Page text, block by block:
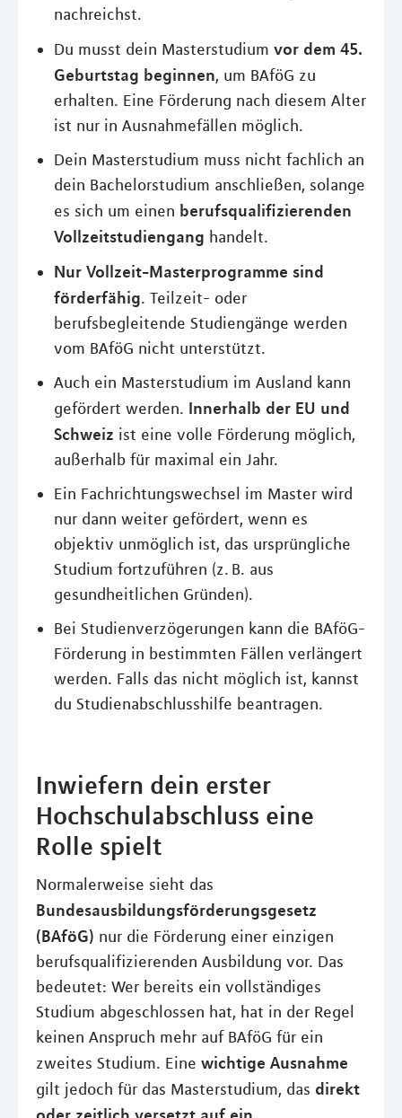
nachreichst.
Du musst dein Masterstudium vor dem 45.
Geburtstag beginnen, um BAföG zu
erhalten. Eine Förderung nach diesem Alter
ist nur in Ausnahmefällen möglich.
Dein Masterstudium muss nicht fachlich an
dein Bachelorstudium anschließen, solange
es sich um einen berufsqualifizierenden
Vollzeitstudiengang handelt.
Nur Vollzeit-Masterprogramme sind
förderfähig. Teilzeit- oder
berufsbegleitende Studiengänge werden
vom BAföG nicht unterstützt.
Auch ein Masterstudium im Ausland kann
gefördert werden. Innerhalb der EU und
Schweiz ist eine volle Förderung möglich,
außerhalb für maximal ein Jahr.
Ein Fachrichtungswechsel im Master wird
nur dann weiter gefördert, wenn es
objektiv unmöglich ist, das ursprüngliche
Studium fortzuführen (z. B. aus
gesundheitlichen Gründen).
Bei Studienverzögerungen kann die BAföG-
Förderung in bestimmten Fällen verlängert
werden. Falls das nicht möglich ist, kannst
du Studienabschlusshilfe beantragen.
Inwiefern dein erster
Hochschulabschluss eine
Rolle spielt
Normalerweise sieht das
Bundesausbildungsförderungsgesetz
(BAföG) nur die Förderung einer einzigen
berufsqualifizierenden Ausbildung vor. Das
bedeutet: Wer bereits ein vollständiges
Studium abgeschlossen hat, hat in der Regel
keinen Anspruch mehr auf BAföG für ein
zweites Studium. Eine wichtige Ausnahme
gilt jedoch für das Masterstudium, das direkt